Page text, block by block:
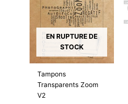
EN RUPTURE DE
STOCK
Tampons
Transparents Zoom
V2